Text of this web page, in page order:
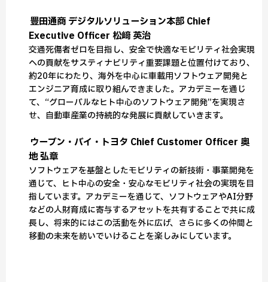
豊田通商 デジタルソリューション本部 Chief
Executive Officer 松﨑 英治
交通死傷者ゼロを目指し、安全で快適なモビリティ社会実現
への貢献をサスティナビリティ重要課題と位置付けており、
約20年にわたり、海外を中心に車載用ソフトウェア開発と
エンジニア育成に取り組んできました。アカデミーを通じ
て、“グローバルなヒト中心のソフトウェア開発”を実現さ
せ、自動車産業の持続的な発展に貢献していきます。
ウーブン・バイ・トヨタ Chief Customer Officer 奥
地 弘章
ソフトウェアを基盤としたモビリティの新技術・事業開発を
通じて、ヒト中心の安全・安心なモビリティ社会の実現を目
指しています。アカデミーを通じて、ソフトウェアやAI分野
などの人財育成に寄与するアセットを共有することで共に成
長し、将来的にはこの活動を外に広げ、さらに多くの仲間と
移動の未来を紡いでいけることを楽しみにしています。